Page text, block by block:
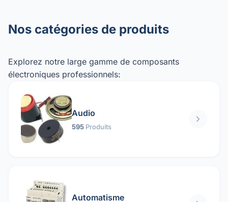
Nos catégories de produits
Explorez notre large gamme de composants
électroniques professionnels:
Audio
595 Produits
Automatisme